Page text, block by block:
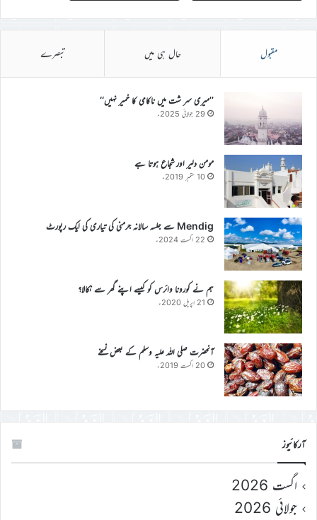
مقبول حال ہی میں تبصرے
’’میری سر شت میں ناکامی کا خمیر نہیں‘‘
29 جولائی 2025ء
مومن دلیر اور شجاع ہوتا ہے
10 ستمبر 2019ء
Mendig سے جلسہ سالانہ جرمنی کی تیاری کی ایک رپورٹ
22 اگست 2024ء
ہم نے کورونا وائرس کو کیسے اپنے گھر سے نکالا؟
21 اپریل 2020ء
آنحضرت صلی اللہ علیہ وسلم کے بعض نسخے
20 اگست 2019ء
آرکائیوز
اگست 2026
جولائی 2026